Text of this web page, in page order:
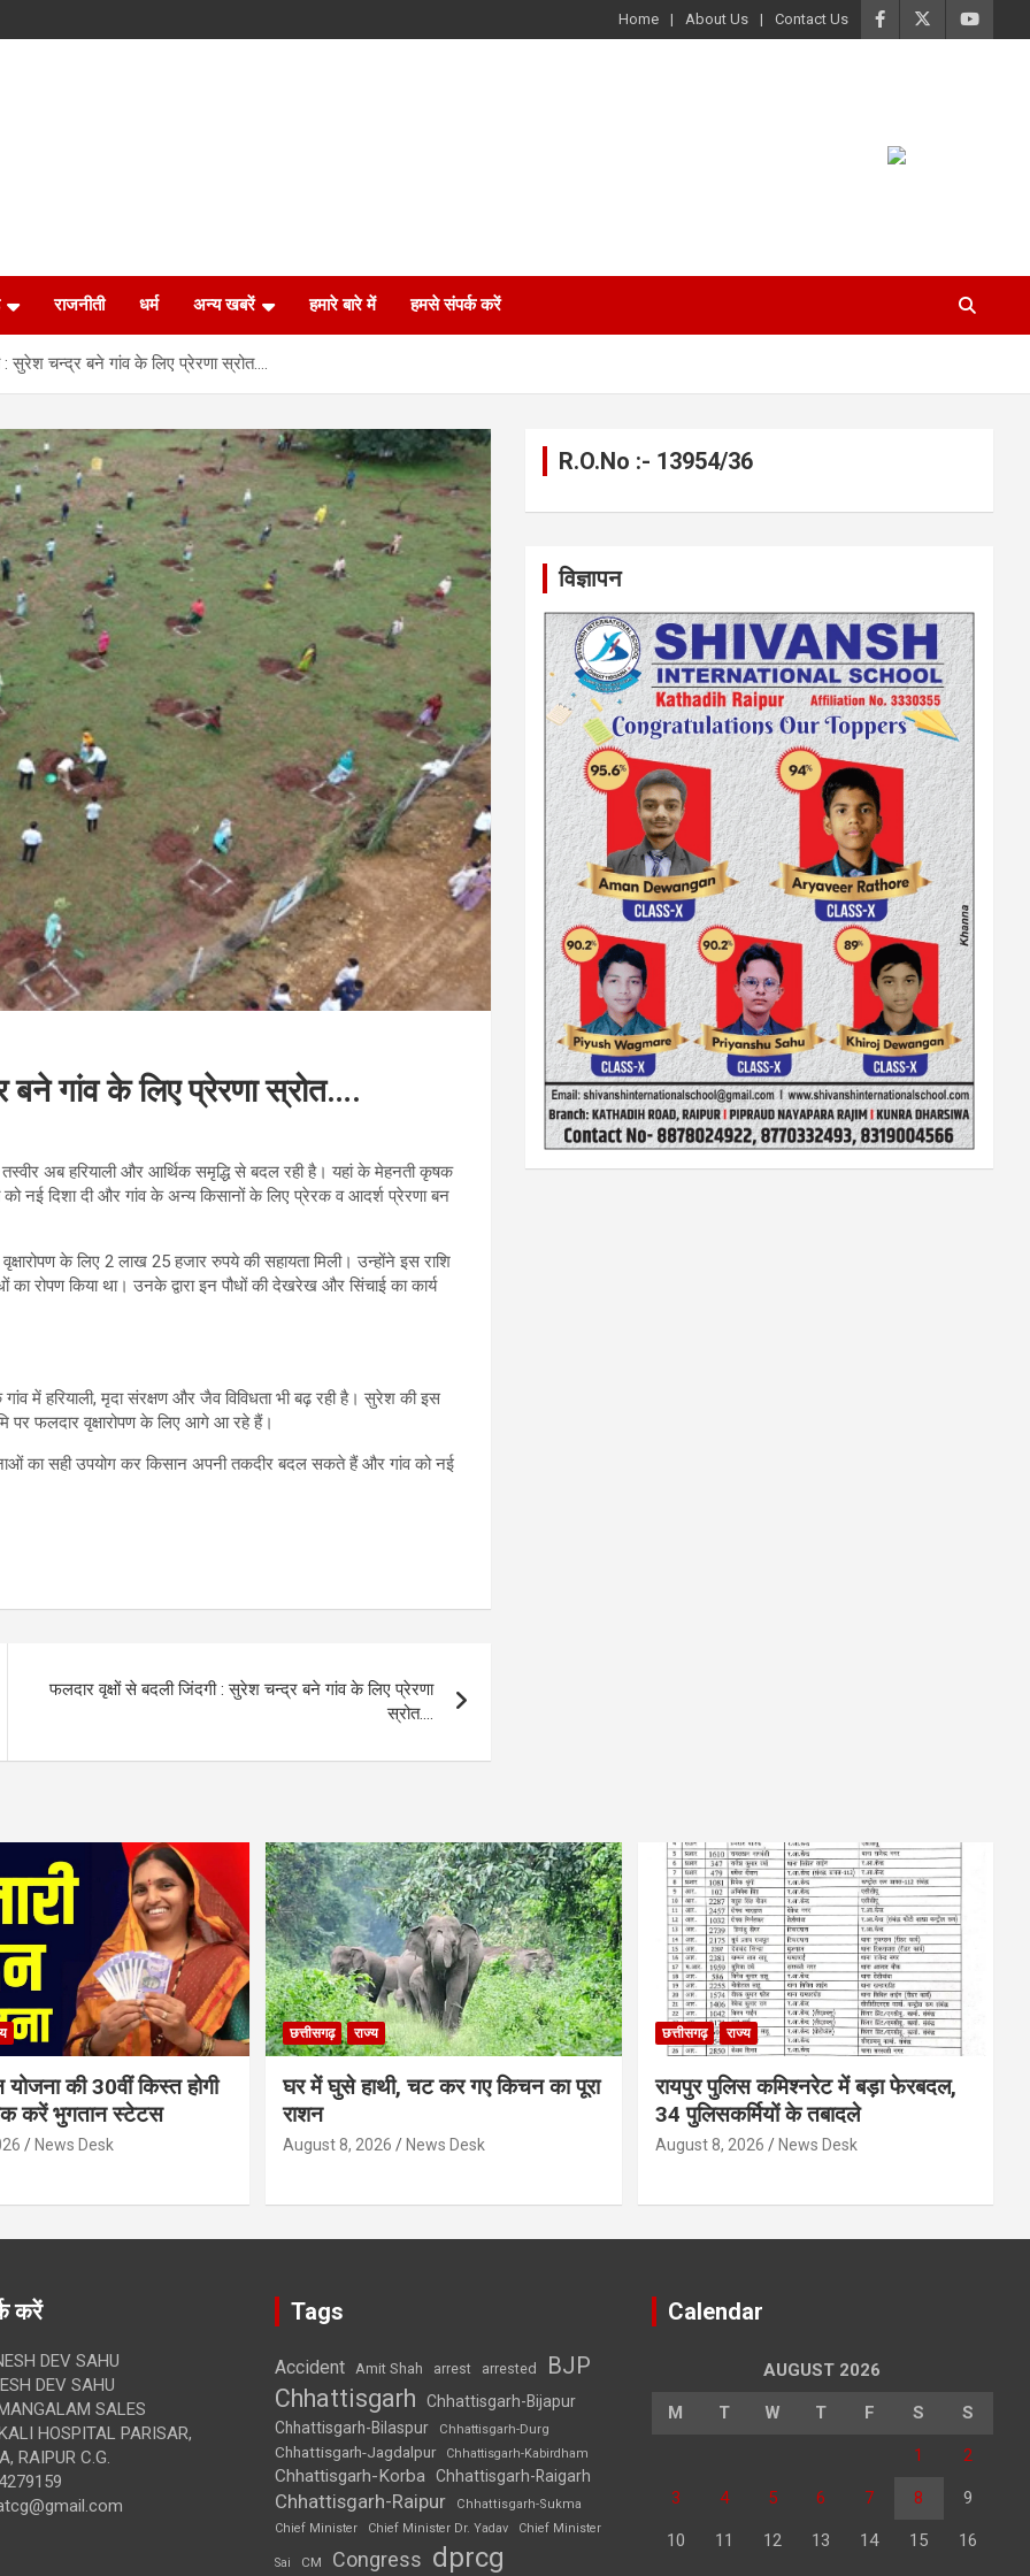
Home About Us Contact Us
राजनीती धर्म अन्य खबरें हमारे बारे में हमसे संपर्क करें
: सुरेश चन्द्र बने गांव के लिए प्रेरणा स्रोत….
बने गांव के लिए प्रेरणा स्रोत….
अब हरियाली और आर्थिक समृद्धि से बदल रही है। यहां के मेहनती कृषक
नई दिशा दी और गांव के अन्य किसानों के लिए प्रेरक व आदर्श प्रेरणा बन
के लिए 2 लाख 25 हजार रुपये की सहायता मिली। उन्होंने इस राशि
किया था। उनके द्वारा इन पौधों की देखरेख और सिंचाई का कार्य
में हरियाली, मृदा संरक्षण और जैव विविधता भी बढ़ रही है। सुरेश की इस
पर फलदार वृक्षारोपण के लिए आगे आ रहे हैं।
का सही उपयोग कर किसान अपनी तकदीर बदल सकते हैं और गांव को नई
फलदार वृक्षों से बदली जिंदगी : सुरेश चन्द्र बने गांव के लिए प्रेरणा
स्रोत….
R.O.No :- 13954/36
विज्ञापन
योजना की 30वीं किस्त होगी
करें भुगतान स्टेटस
News Desk
छत्तीसगढ़ राज्य
घर में घुसे हाथी, चट कर गए किचन का पूरा
राशन
August 8, 2026 News Desk
छत्तीसगढ़ राज्य
रायपुर पुलिस कमिश्नरेट में बड़ा फेरबदल,
34 पुलिसकर्मियों के तबादले
August 8, 2026 News Desk
करें
DEV SAHU
DEV SAHU
SALES
HOSPITAL PARISAR,
RAIPUR C.G.
Tags
Accident Amit Shah arrest arrested BJP
Chhattisgarh
Chhattisgarh-Bijapur
Chhattisgarh-Bilaspur
Chhattisgarh-Durg
Chhattisgarh-Jagdalpur Chhattisgarh-Kabirdham
Chhattisgarh-Korba Chhattisgarh-Raigarh
Chhattisgarh-Raipur
Chhattisgarh-Sukma
Chief Minister
Chief Minister Dr. Yadav Chief Minister
Sai CM Congress dprcg
Calendar
AUGUST 2026
M T W T F S S
1 2
3 4 5 6 7 8 9
10 11 12 13 14 15 16